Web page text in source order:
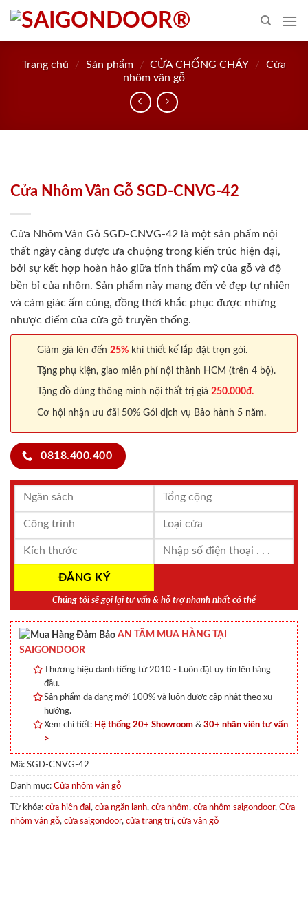
Skip
content
Trang chủ / Sản phẩm / CỬA CHỐNG CHÁY /
Cửa
nhôm vân gỗ
Cửa Nhôm Vân Gỗ SGD-CNVG-42
Cửa Nhôm Vân Gỗ SGD-CNVG-42 là một sản phẩm nội
thất ngày càng được ưa chuộng trong kiến trúc hiện đại,
bởi sự kết hợp hoàn hảo giữa tính thẩm mỹ của gỗ và độ
bền bỉ của nhôm. Sản phẩm này mang đến vẻ đẹp tự nhiên
và cảm giác ấm cúng, đồng thời khắc phục được những
nhược điểm của cửa gỗ truyền thống.
Giảm giá lên đến 25% khi thiết kế lắp đặt trọn gói.
Tặng phụ kiện, giao miễn phí nội thành HCM (trên 4 bộ).
Tặng đồ dùng thông minh nội thất trị giá 250.000đ.
Cơ hội nhận ưu đãi 50% Gói dịch vụ Bảo hành 5 năm.
0818.400.400
Chúng tôi sẽ gọi lại tư vấn & hỗ trợ nhanh nhất có thể
AN TÂM MUA HÀNG TẠI
SAIGONDOOR
Thương hiệu danh tiếng từ 2010 - Luôn đặt uy tín lên hàng
đầu.
Sản phẩm đa dạng mới 100% và luôn được cập nhật theo xu
hướng.
Xem chi tiết: Hệ thống 20+ Showroom & 30+ nhân viên tư vấn
>
Mã: SGD-CNVG-42
Danh mục: Cửa nhôm vân gỗ
Từ khóa: cửa hiện đại, cửa ngăn lạnh, cửa nhôm, cửa nhôm saigondoor, Cửa
nhôm vân gỗ, cửa saigondoor, cửa trang trí, cửa vân gỗ